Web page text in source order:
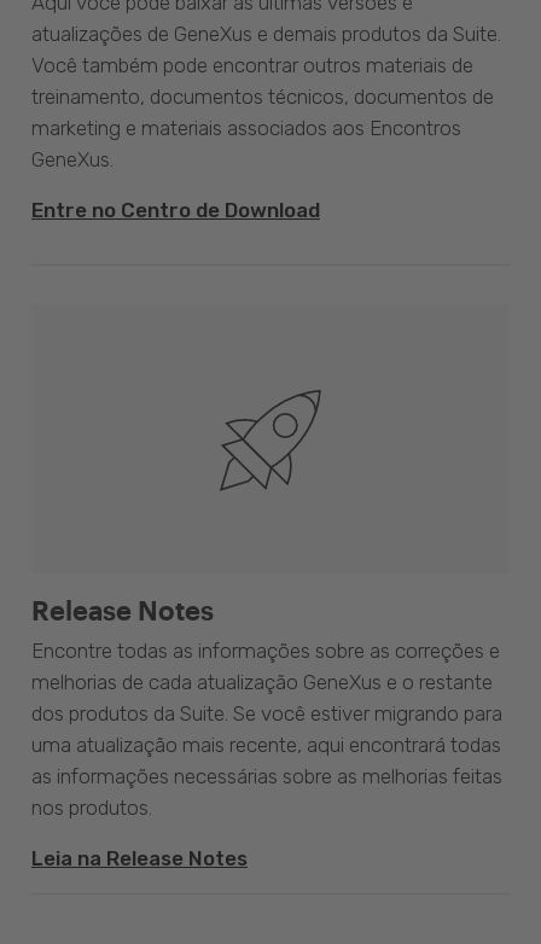
atualizações de GeneXus e demais produtos da Suite.
Você também pode encontrar outros materiais de
treinamento, documentos técnicos, documentos de
marketing e materiais associados aos Encontros
GeneXus.
Entre no Centro de Download
Release Notes
Encontre todas as informações sobre as correções e
melhorias de cada atualização GeneXus e o restante
dos produtos da Suite. Se você estiver migrando para
uma atualização mais recente, aqui encontrará todas
as informações necessárias sobre as melhorias feitas
nos produtos.
Leia na Release Notes